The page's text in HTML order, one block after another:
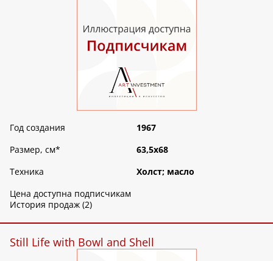
Год создания
1967
Размер, см*
63,5х68
Техника
Холст; масло
Цена доступна подписчикам
История продаж (2)
Still Life with Bowl and Shell